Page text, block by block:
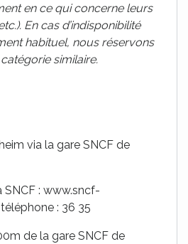
en ce qui concerne leurs
En cas d’indisponibilité
habituel, nous réservons
similaire.
via la gare SNCF de
SNCF : www.sncf-
: 36 35
de la gare SNCF de